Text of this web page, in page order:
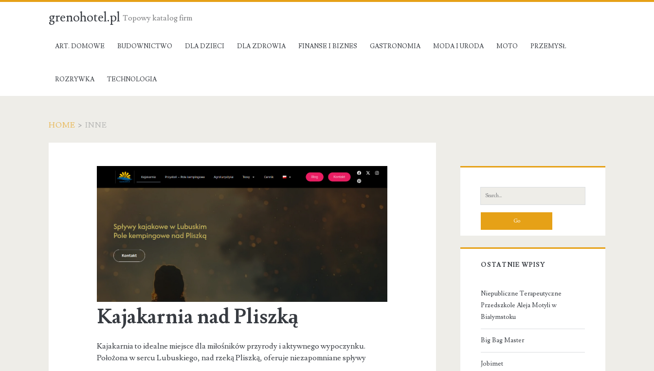
grenohotel.pl Topowy katalog firm
ART. DOMOWE BUDOWNICTWO DLA DZIECI DLA ZDROWIA FINANSE I BIZNES GASTRONOMIA MODA I URODA MOTO PRZEMYSŁ
ROZRYWKA TECHNOLOGIA
HOME > INNE
Kajakarnia nad Pliszką
Kajakarnia to idealne miejsce dla miłośników przyrody i aktywnego wypoczynku.
Położona w sercu Lubuskiego, nad rzeką Pliszką, oferuje niezapomniane spływy
Sidebar
Search
for:
OSTATNIE WPISY
Niepubliczne Terapeutyczne
Przedszkole Aleja Motyli w
Białymstoku
Big Bag Master
Jobimet